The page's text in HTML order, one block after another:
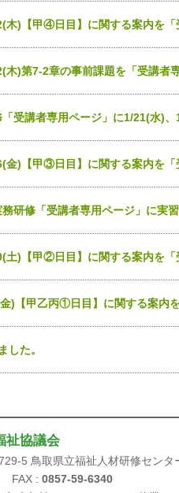
木)【甲④日目】に関する案内を
木)第7-2章の事前課題を「受講者
受講者専用ページ」に1/21(水)
金)【甲③日目】に関する案内を
研修「受講者専用ページ」に実
土)【甲②日目】に関する案内を
)【甲乙丙①日目】に関する案内
した。
祉協議会
5 鳥取県立福祉人材研修センタ
FAX : 0857-59-6340